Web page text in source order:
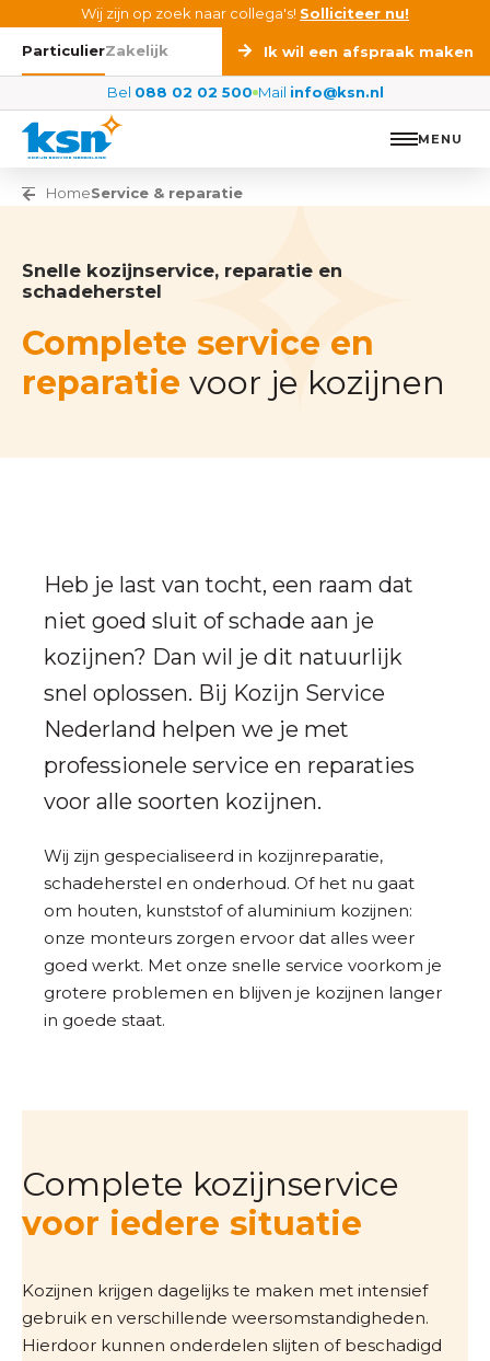
Ga naar de inhoudWij zijn op zoek naar collega's! Solliciteer nu!
ParticulierZakelijk Ik wil een afspraak maken
Bel 088 02 02 500 Mail info@ksn.nl
MENU
Vorige pagina
HomeService & reparatie
Snelle kozijnservice, reparatie en
schadeherstel
Complete service en
reparatie voor je kozijnen
Heb je last van tocht, een raam dat
niet goed sluit of schade aan je
kozijnen? Dan wil je dit natuurlijk
snel oplossen. Bij Kozijn Service
Nederland helpen we je met
professionele service en reparaties
voor alle soorten kozijnen.
Wij zijn gespecialiseerd in kozijnreparatie,
schadeherstel en onderhoud. Of het nu gaat
om houten, kunststof of aluminium kozijnen:
onze monteurs zorgen ervoor dat alles weer
goed werkt. Met onze snelle service voorkom je
grotere problemen en blijven je kozijnen langer
in goede staat.
Complete kozijnservice
voor iedere situatie
Kozijnen krijgen dagelijks te maken met intensief
gebruik en verschillende weersomstandigheden.
Hierdoor kunnen onderdelen slijten of beschadigd